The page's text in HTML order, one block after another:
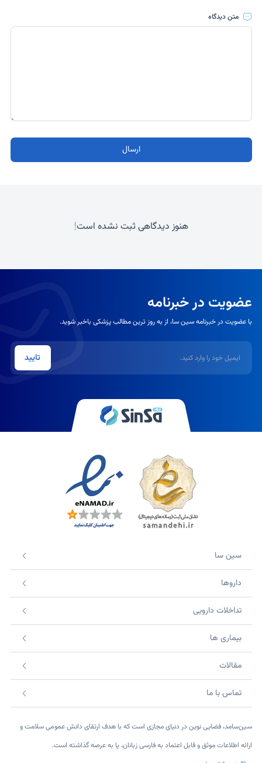
متن دیدگاه
ارسال
هنوز دیدگاهی ثبت نشده است!
عضویت در خبرنامه
با عضویت در خبرنامه سین سا، از به روز ترین مطالب پزشکی باخبر شوید.
تایید
سین سا
داروها
تداخلات دارویی
بیماری ها
مقالات
تماس با ما
سین‌سامد، فضایی نوین در دنیای مجازی است که با هدف ارتقای دانش عمومی سلامت و
ارائه اطلاعات موثق و قابل اعتماد به فارسی زبانان، پا به عرصه گذاشته است.